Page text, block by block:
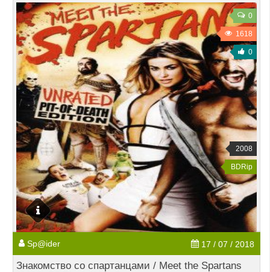
0
1618
0
2008
BDRip
Sp@ider 17 / 07 / 2018
Знакомство со спартанцами / Meet the Spartans